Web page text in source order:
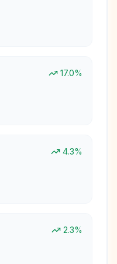
17.0%
4.3%
2.3%